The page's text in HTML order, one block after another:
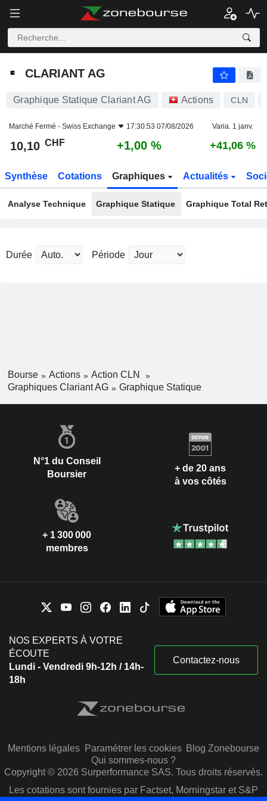
CLARIANT AG
CLARIANT AG
Graphique Statique Clariant AG Actions CLN
Marché Fermé - Swiss Exchange 17:30:53 07/08/2026 Varia. 1 janv.
10,10 CHF +1,00 % +41,06 %
Synthèse Cotations Graphiques Actualités
Analyse Technique Graphique Statique Graphique Total
Durée Période
Bourse Actions
Action CLN
Graphiques Clariant AG
Graphique Statique
N°1 du Conseil
Boursier
+ de 20 ans
à vos côtés
+ 1 300 000
membres
NOS EXPERTS À VOTRE
ÉCOUTE
Lundi - Vendredi 9h-12h / 14h-
18h
Contactez-nous
Mentions légales Paramétrer les cookies Blog Zonebourse
Qui sommes-nous ?
Copyright © 2026 Surperformance SAS. Tous droits réservés.
Les cotations sont fournies par Factset, Morningstar et S&P